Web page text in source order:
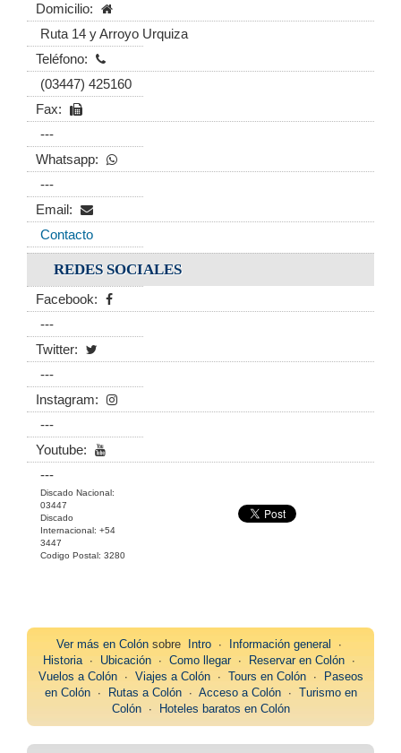
Domicilio:
Ruta 14 y Arroyo Urquiza
Teléfono:
(03447) 425160
Fax:
---
Whatsapp:
---
Email:
Contacto
REDES SOCIALES
Facebook:
---
Twitter:
---
Instagram:
---
Youtube:
---
Discado Nacional:
03447
Discado
Internacional: +54
3447
Codigo Postal: 3280
Ver más en Colónsobre Intro∙ Información general ∙
Historia∙ Ubicación∙ Como llegar∙ Reservar en Colón∙
Vuelos a Colón∙ Viajes a Colón∙ Tours en Colón∙
Paseos
en Colón∙ Rutas a Colón∙ Acceso a Colón∙ Turismo en
Colón∙ Hoteles baratos en Colón